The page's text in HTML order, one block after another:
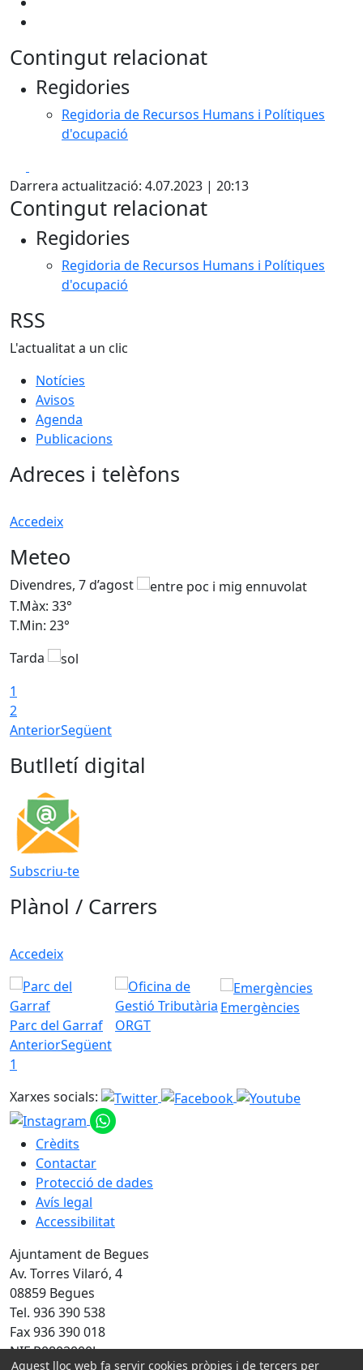
Contingut relacionat
Regidories
Regidoria de Recursos Humans i Polítiques
d'ocupació
Darrera actualització: 4.07.2023 | 20:13
Contingut relacionat
Regidories
Regidoria de Recursos Humans i Polítiques
d'ocupació
RSS
L'actualitat a un clic
Notícies
Avisos
Agenda
Publicacions
Adreces i telèfons
Accedeix
Meteo
Divendres, 7 d’agost
T.Màx: 33°
T.Min: 23°
Tarda
1
2
AnteriorSegüent
Butlletí digital
Subscriu-te
Plànol / Carrers
Accedeix
Parc del Garraf ORGT
Emergències
AnteriorSegüent
1
Xarxes socials:
Crèdits
Contactar
Protecció de dades
Avís legal
Accessibilitat
Ajuntament de Begues
Av. Torres Vilaró, 4
08859 Begues
Tel. 936 390 538
Fax 936 390 018
NIF P0802000J
Aquest lloc web fa servir cookies pròpies i de tercers per